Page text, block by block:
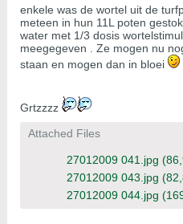
enkele was de wortel uit de
meteen in hun 11L poten
water met 1/3 dosis
meegegeven . Ze mogen nu
staan en mogen dan in bloei
Grtzzzz
Attached Files
27012009 041.jpg
27012009 043.jpg
27012009 044.jpg